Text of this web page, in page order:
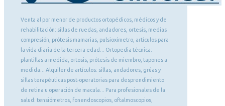
Venta al por menor de productos ortopédicos, médicos y de
rehabilitación: sillas de ruedas, andadores, ortesis, medias
compresión, prótesis mamarias, pulsioxímetro, artículos para
la vida diaria de la tercera edad... Ortopedia técnica:
plantillas a medida, ortosis, prótesis de miembro, tapones a
medida... Alquiler de artículos: sillas, andadores, grúas y
sillas terapéuticas post-operatorias para desprendimiento
de retina u operación de macula... Para profesionales de la
salud: tensiómetros, fonendoscopios, oftalmoscopios,